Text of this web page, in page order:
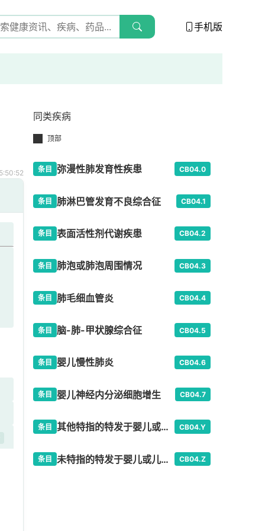
手机版
同类疾病
顶部
条目 弥漫性肺发育性疾患 CB04.0
条目 肺淋巴管发育不良综合征 CB04.1
条目 表面活性剂代谢疾患 CB04.2
条目 肺泡或肺泡周围情况 CB04.3
条目 肺毛细血管炎 CB04.4
条目 脑-肺-甲状腺综合征 CB04.5
条目 婴儿慢性肺炎 CB04.6
条目 婴儿神经内分泌细胞增生 CB04.7
条目 其他特指的特发于婴儿或儿童期原发性间质性肺病 CB04.Y
条目 未特指的特发于婴儿或儿童期原发性间质性肺病 CB04.Z